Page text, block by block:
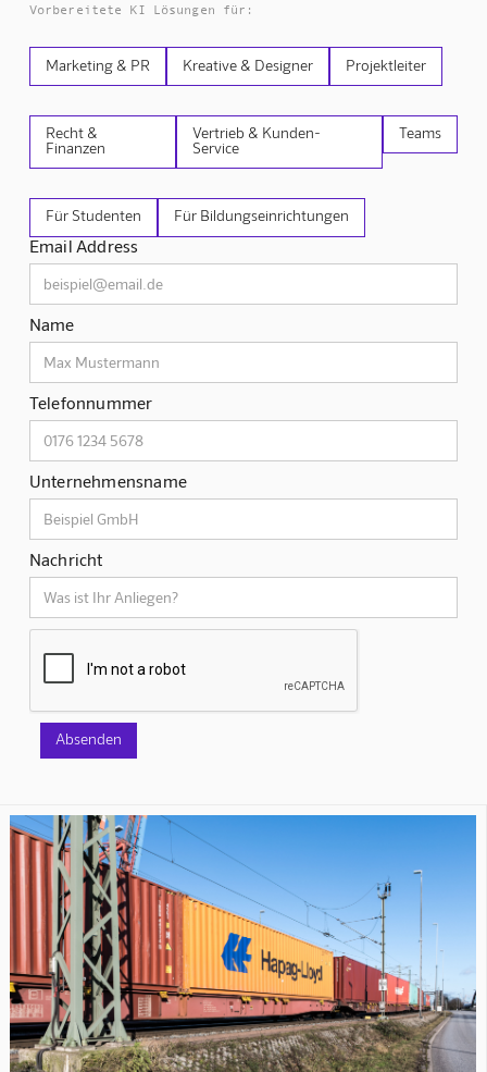
Vorbereitete KI Lösungen für:
Marketing & PR Kreative & Designer Projektleiter
Recht &
Finanzen
Vertrieb & Kunden-
Service
Teams
Für Studenten Für Bildungseinrichtungen
Email Address
Name
Telefonnummer
Unternehmensname
Nachricht